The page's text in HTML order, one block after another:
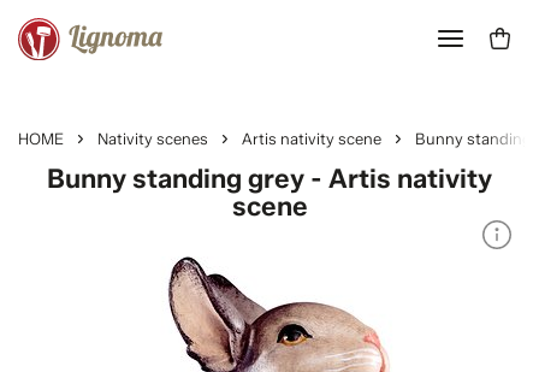
HOME Nativity scenes Artis nativity scene Bunny standing
Bunny standing grey - Artis nativity
scene